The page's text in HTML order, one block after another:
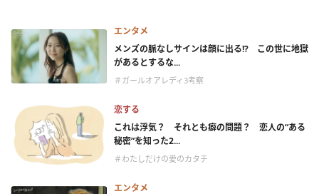
エンタメ
メンズの脈なしサインは顔に出る!? この世に地獄
があるとするな...
＃ガールオアレディ3考察
恋する
これは浮気？ それとも癖の問題？ 恋人の“ある
秘密”を知った2...
＃わたしだけの愛のカタチ
エンタメ